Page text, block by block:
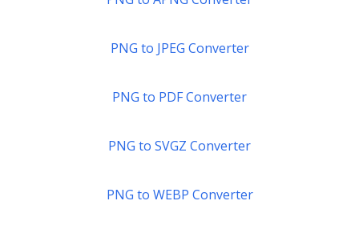
PNG to JPEG Converter
PNG to PDF Converter
PNG to SVGZ Converter
PNG to WEBP Converter